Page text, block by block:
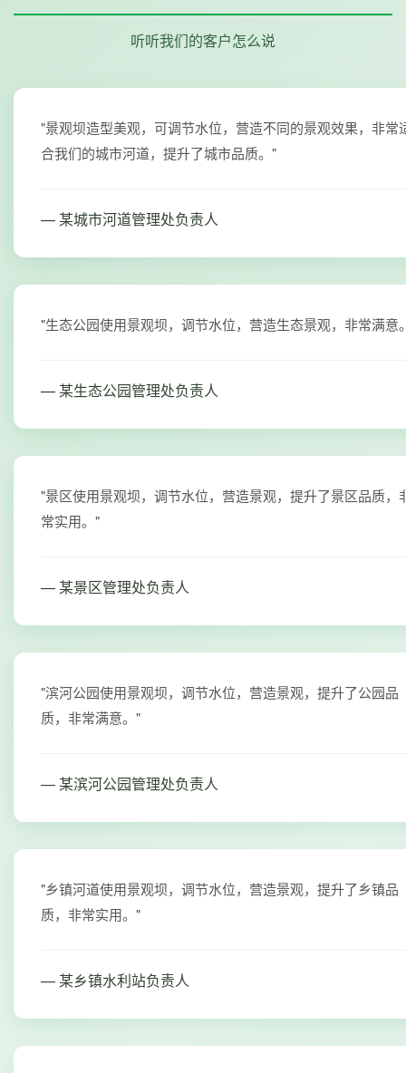
听听我们的客户怎么说
"景观坝造型美观，可调节水位，营造不同的景观效果，非常
合我们的城市河道，提升了城市品质。"
— 某城市河道管理处负责人
"生态公园使用景观坝，调节水位，营造生态景观，非常满意
— 某生态公园管理处负责人
"景区使用景观坝，调节水位，营造景观，提升了景区品质，
常实用。"
— 某景区管理处负责人
"滨河公园使用景观坝，调节水位，营造景观，提升了公园品
质，非常满意。"
— 某滨河公园管理处负责人
"乡镇河道使用景观坝，调节水位，营造景观，提升了乡镇品
质，非常实用。"
— 某乡镇水利站负责人